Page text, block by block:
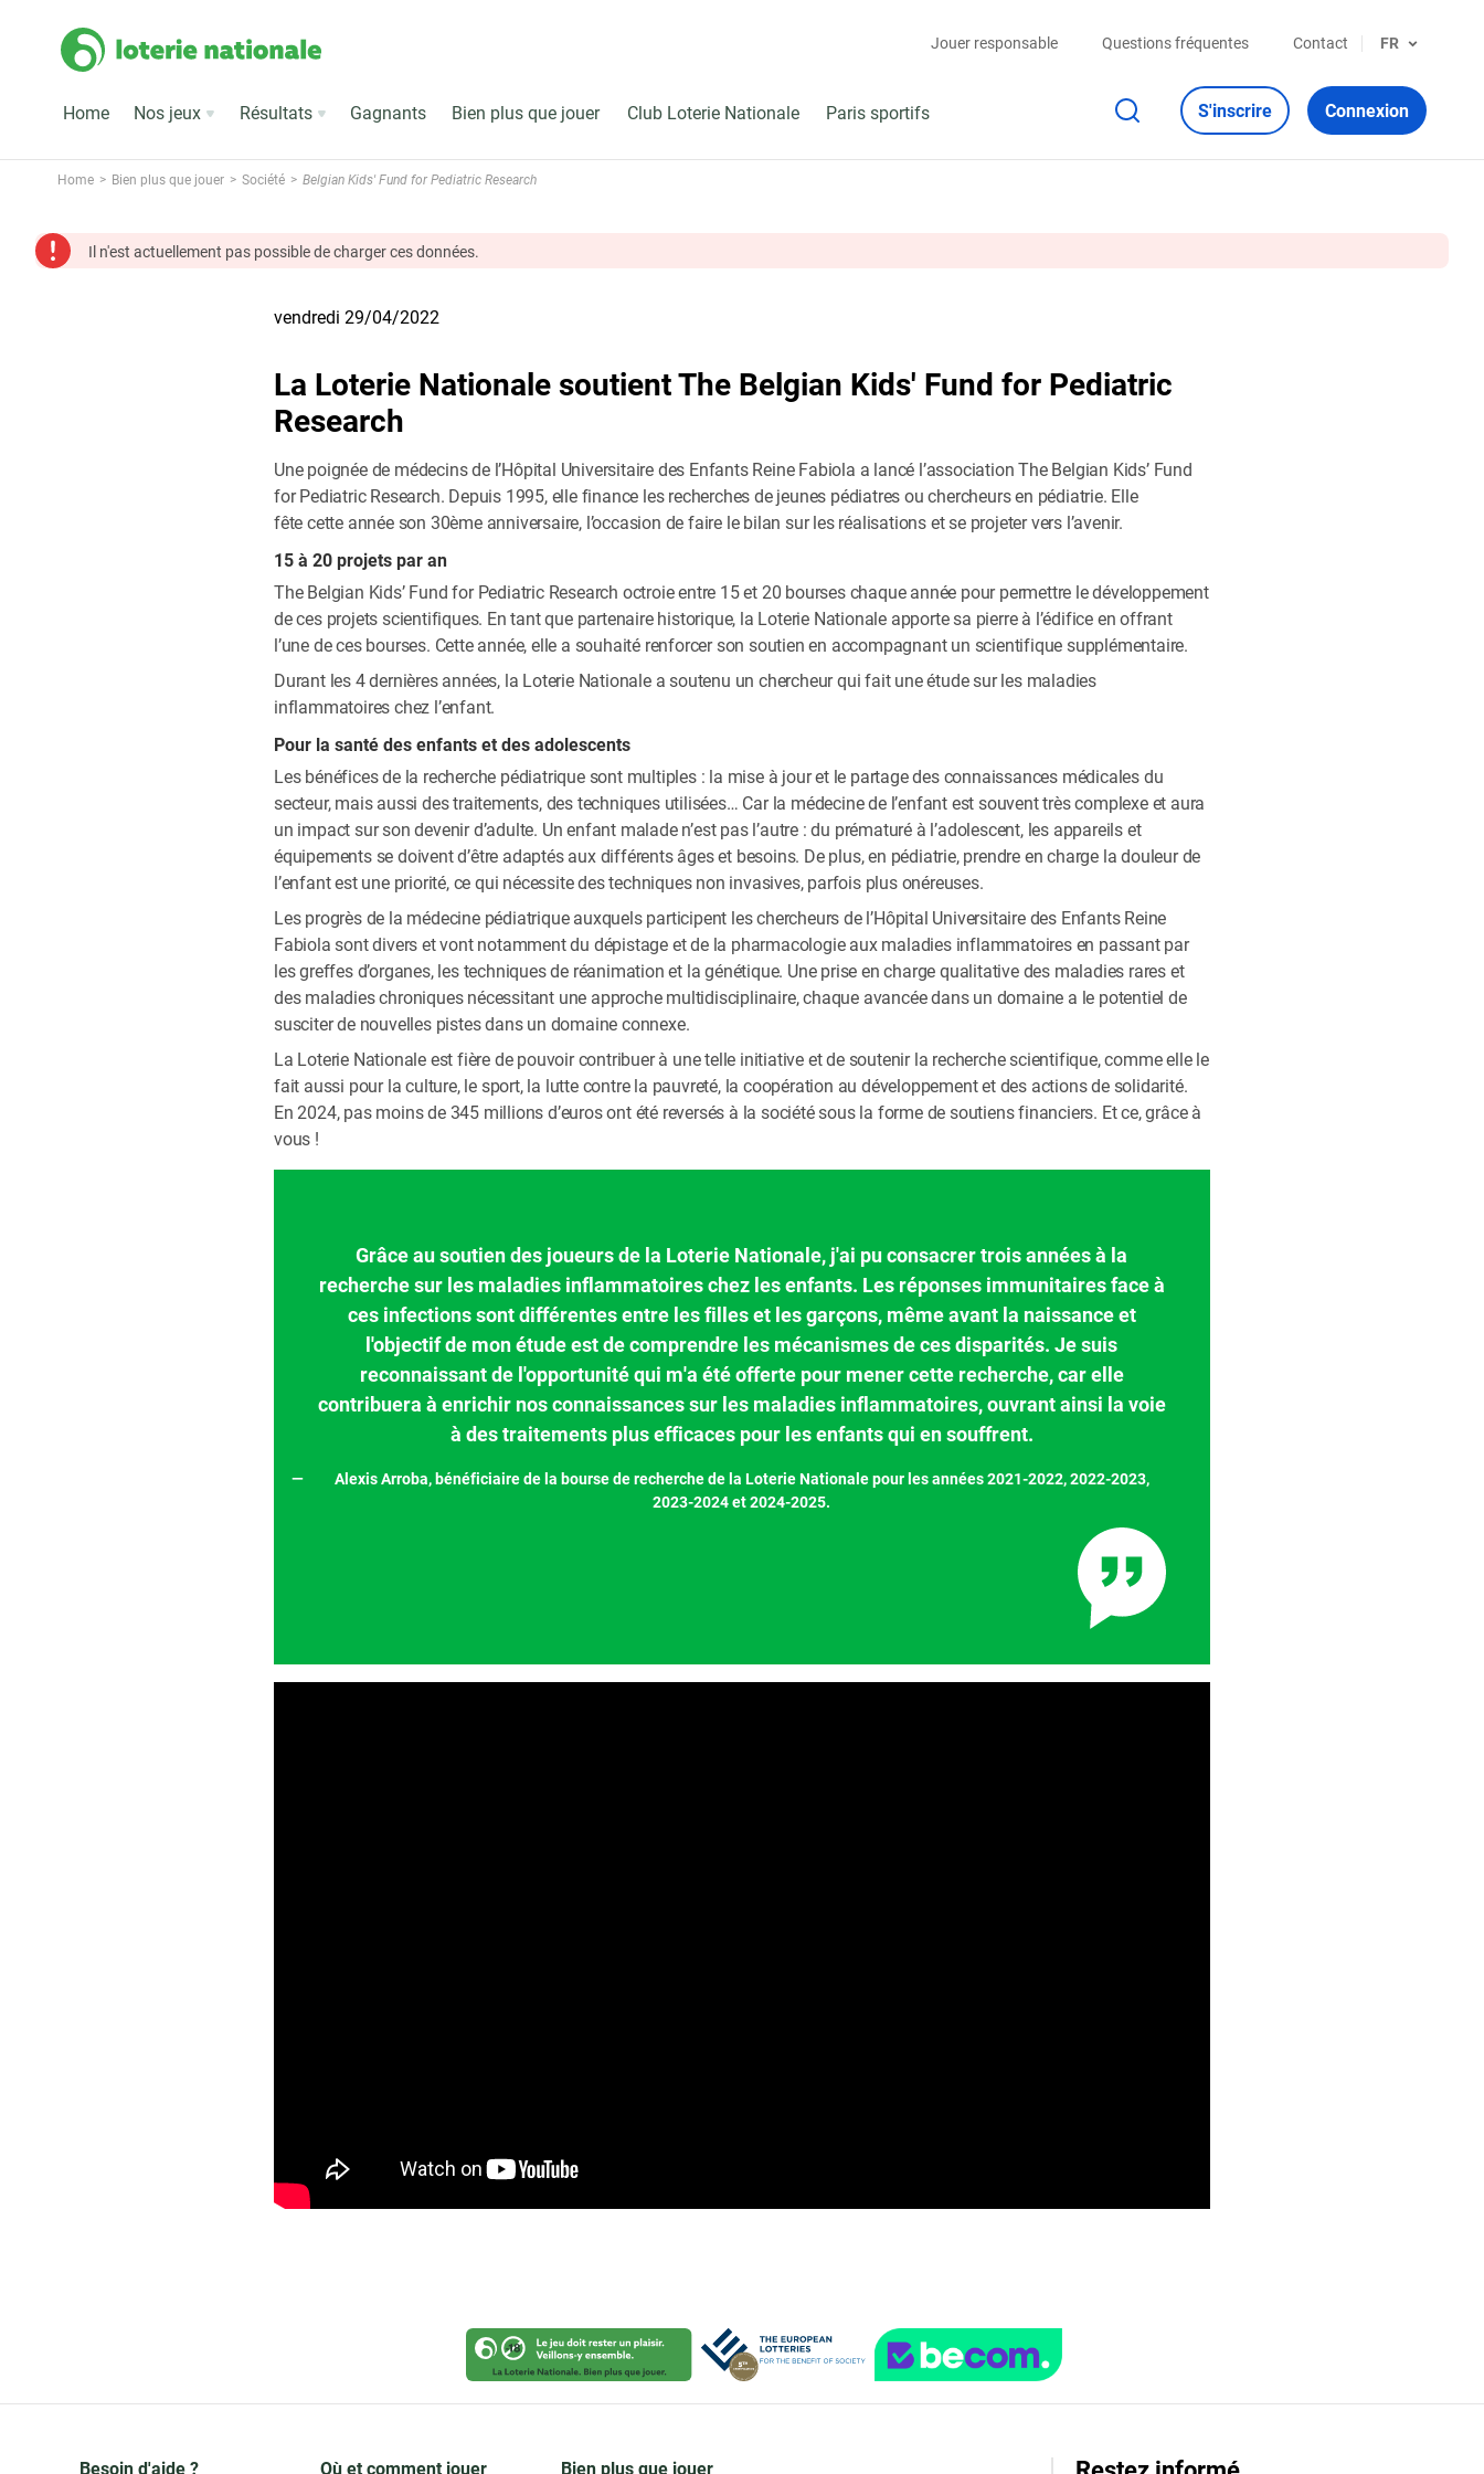
Jouer responsable Questions fréquentes Contact FR
Home Nos jeux Résultats Gagnants Bien plus que jouer Club Loterie Nationale Paris sportifs S'inscrire Connexion
Home Bien plus que jouer Société Belgian Kids' Fund for Pediatric Research
Il n'est actuellement pas possible de charger ces données.
vendredi 29/04/2022
La Loterie Nationale soutient The Belgian Kids' Fund for Pediatric
Research
Une poignée de médecins de l’Hôpital Universitaire des Enfants Reine Fabiola a lancé l’association The Belgian Kids’ Fund
for Pediatric Research. Depuis 1995, elle finance les recherches de jeunes pédiatres ou chercheurs en pédiatrie. Elle
fête cette année son 30ème anniversaire, l’occasion de faire le bilan sur les réalisations et se projeter vers l’avenir.
15 à 20 projets par an
The Belgian Kids’ Fund for Pediatric Research octroie entre 15 et 20 bourses chaque année pour permettre le développement
de ces projets scientifiques. En tant que partenaire historique, la Loterie Nationale apporte sa pierre à l’édifice en offrant
l’une de ces bourses. Cette année, elle a souhaité renforcer son soutien en accompagnant un scientifique supplémentaire.
Durant les 4 dernières années, la Loterie Nationale a soutenu un chercheur qui fait une étude sur les maladies
inflammatoires chez l’enfant.
Pour la santé des enfants et des adolescents
Les bénéfices de la recherche pédiatrique sont multiples : la mise à jour et le partage des connaissances médicales du
secteur, mais aussi des traitements, des techniques utilisées… Car la médecine de l’enfant est souvent très complexe et aura
un impact sur son devenir d’adulte. Un enfant malade n’est pas l’autre : du prématuré à l’adolescent, les appareils et
équipements se doivent d’être adaptés aux différents âges et besoins. De plus, en pédiatrie, prendre en charge la douleur de
l’enfant est une priorité, ce qui nécessite des techniques non invasives, parfois plus onéreuses.
Les progrès de la médecine pédiatrique auxquels participent les chercheurs de l’Hôpital Universitaire des Enfants Reine
Fabiola sont divers et vont notamment du dépistage et de la pharmacologie aux maladies inflammatoires en passant par
les greffes d’organes, les techniques de réanimation et la génétique. Une prise en charge qualitative des maladies rares et
des maladies chroniques nécessitant une approche multidisciplinaire, chaque avancée dans un domaine a le potentiel de
susciter de nouvelles pistes dans un domaine connexe.
La Loterie Nationale est fière de pouvoir contribuer à une telle initiative et de soutenir la recherche scientifique, comme elle le
fait aussi pour la culture, le sport, la lutte contre la pauvreté, la coopération au développement et des actions de solidarité.
En 2024, pas moins de 345 millions d’euros ont été reversés à la société sous la forme de soutiens financiers. Et ce, grâce à
vous !
Grâce au soutien des joueurs de la Loterie Nationale, j'ai pu consacrer trois années à la
recherche sur les maladies inflammatoires chez les enfants. Les réponses immunitaires face à
ces infections sont différentes entre les filles et les garçons, même avant la naissance et
l'objectif de mon étude est de comprendre les mécanismes de ces disparités. Je suis
reconnaissant de l'opportunité qui m'a été offerte pour mener cette recherche, car elle
contribuera à enrichir nos connaissances sur les maladies inflammatoires, ouvrant ainsi la voie
à des traitements plus efficaces pour les enfants qui en souffrent.
Alexis Arroba, bénéficiaire de la bourse de recherche de la Loterie Nationale pour les années 2021-2022, 2022-2023,
2023-2024 et 2024-2025.
Besoin d'aide ? Où et comment jouer Bien plus que jouer